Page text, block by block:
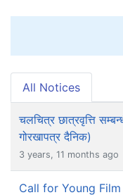
All Notices
चलचित्र छात्रवृत्ति
गोरखापत्र दैनिक)
3 years, 11 months ago
Call for Young